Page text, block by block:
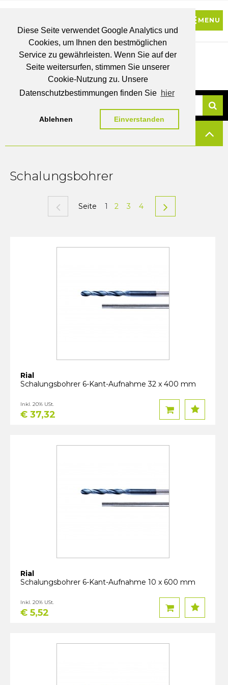
Diese Seite verwendet Google Analytics und
Cookies, um Ihnen den bestmöglichen
Service zu gewährleisten. Wenn Sie auf der
Seite weitersurfen, stimmen Sie unserer
Cookie-Nutzung zu. Unsere
Datenschutzbestimmungen finden Sie hier
Ablehnen Einverstanden
BRUTTO
PREISE
MEIN
WUNSCHLISTE
Schalungsbohrer
Seite 1 2 3 4
Rial
Schalungsbohrer 6-Kant-Aufnahme 32 x 400 mm
€ 37,32
Inkl. 20% USt.
Rial
Schalungsbohrer 6-Kant-Aufnahme 10 x 600 mm
€ 5,52
Inkl. 20% USt.